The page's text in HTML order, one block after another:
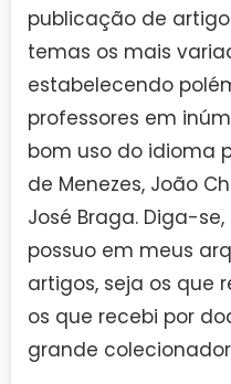
publicação de
temas os mais
estabelecendo
professores em
bom uso do idioma
de Menezes, João
José Braga. Diga-
possuo em meus
artigos, seja os que
os que recebi por
grande